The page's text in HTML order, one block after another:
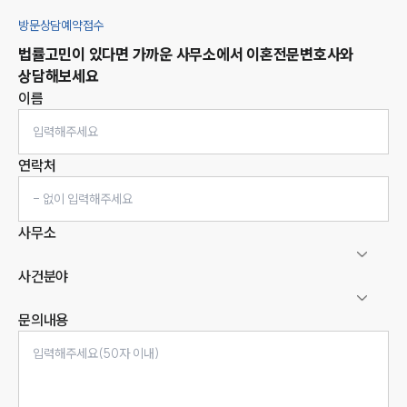
방문상담예약접수
법률고민이 있다면 가까운 사무소에서 이혼전문변호사와
상담해보세요
이름
연락처
사무소
사건분야
문의내용